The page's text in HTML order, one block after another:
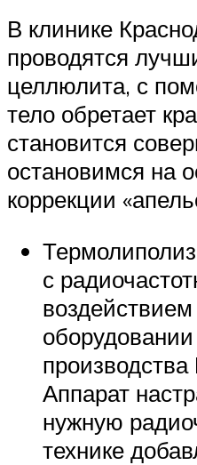
В клинике
проводятся
целлюлита, с
тело обретает
становится
остановимся на
коррекции
с
Аппарат
нужную
технике